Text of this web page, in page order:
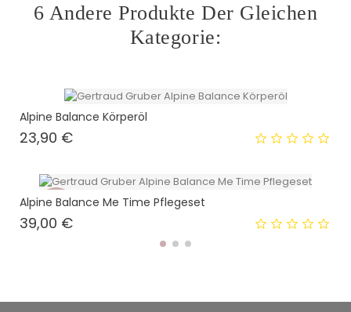
6 Andere Produkte Der Gleichen
Kategorie:
Alpine Balance Körperöl
23,90 €Preis
Neu
Alpine Balance Me Time Pflegeset
39,00 €Preis